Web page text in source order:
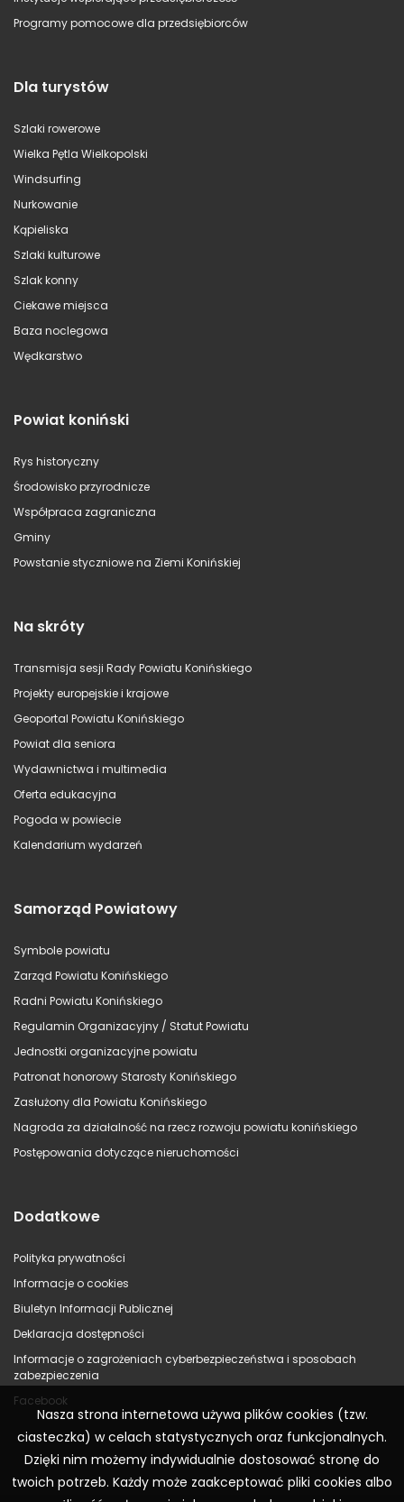
Programy pomocowe dla przedsiębiorców
Dla turystów
Szlaki rowerowe
Wielka Pętla Wielkopolski
Windsurfing
Nurkowanie
Kąpieliska
Szlaki kulturowe
Szlak konny
Ciekawe miejsca
Baza noclegowa
Wędkarstwo
Powiat koniński
Rys historyczny
Środowisko przyrodnicze
Współpraca zagraniczna
Gminy
Powstanie styczniowe na Ziemi Konińskiej
Na skróty
Transmisja sesji Rady Powiatu Konińskiego
Projekty europejskie i krajowe
Geoportal Powiatu Konińskiego
Powiat dla seniora
Wydawnictwa i multimedia
Oferta edukacyjna
Pogoda w powiecie
Kalendarium wydarzeń
Samorząd Powiatowy
Symbole powiatu
Zarząd Powiatu Konińskiego
Radni Powiatu Konińskiego
Regulamin Organizacyjny / Statut Powiatu
Jednostki organizacyjne powiatu
Patronat honorowy Starosty Konińskiego
Zasłużony dla Powiatu Konińskiego
Nagroda za działalność na rzecz rozwoju powiatu konińskiego
Postępowania dotyczące nieruchomości
Dodatkowe
Polityka prywatności
Informacje o cookies
Biuletyn Informacji Publicznej
Deklaracja dostępności
Informacje o zagrożeniach cyberbezpieczeństwa i sposobach
zabezpieczenia
Facebook
Nasza strona internetowa używa plików cookies (tzw.
ciasteczka) w celach statystycznych oraz funkcjonalnych.
Dzięki nim możemy indywidualnie dostosować stronę do
twoich potrzeb. Każdy może zaakceptować pliki cookies albo